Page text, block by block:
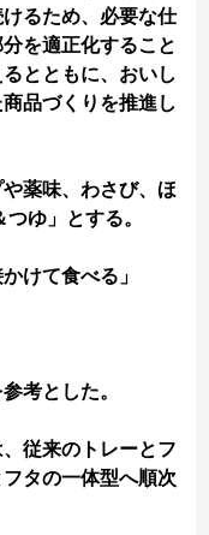
るため、必要な仕
を適正化すること
とともに、おいし
品づくりを推進し
薬味、わさび、ほ
ゆ」とする。
けて食べる」
考とした。
従来のトレーとフ
タの一体型へ順次